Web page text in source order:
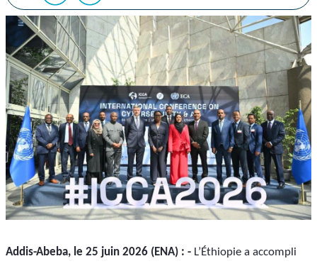
Addis-Abeba, le 25 juin 2026 (ENA) : - L’Éthiopie a accompli